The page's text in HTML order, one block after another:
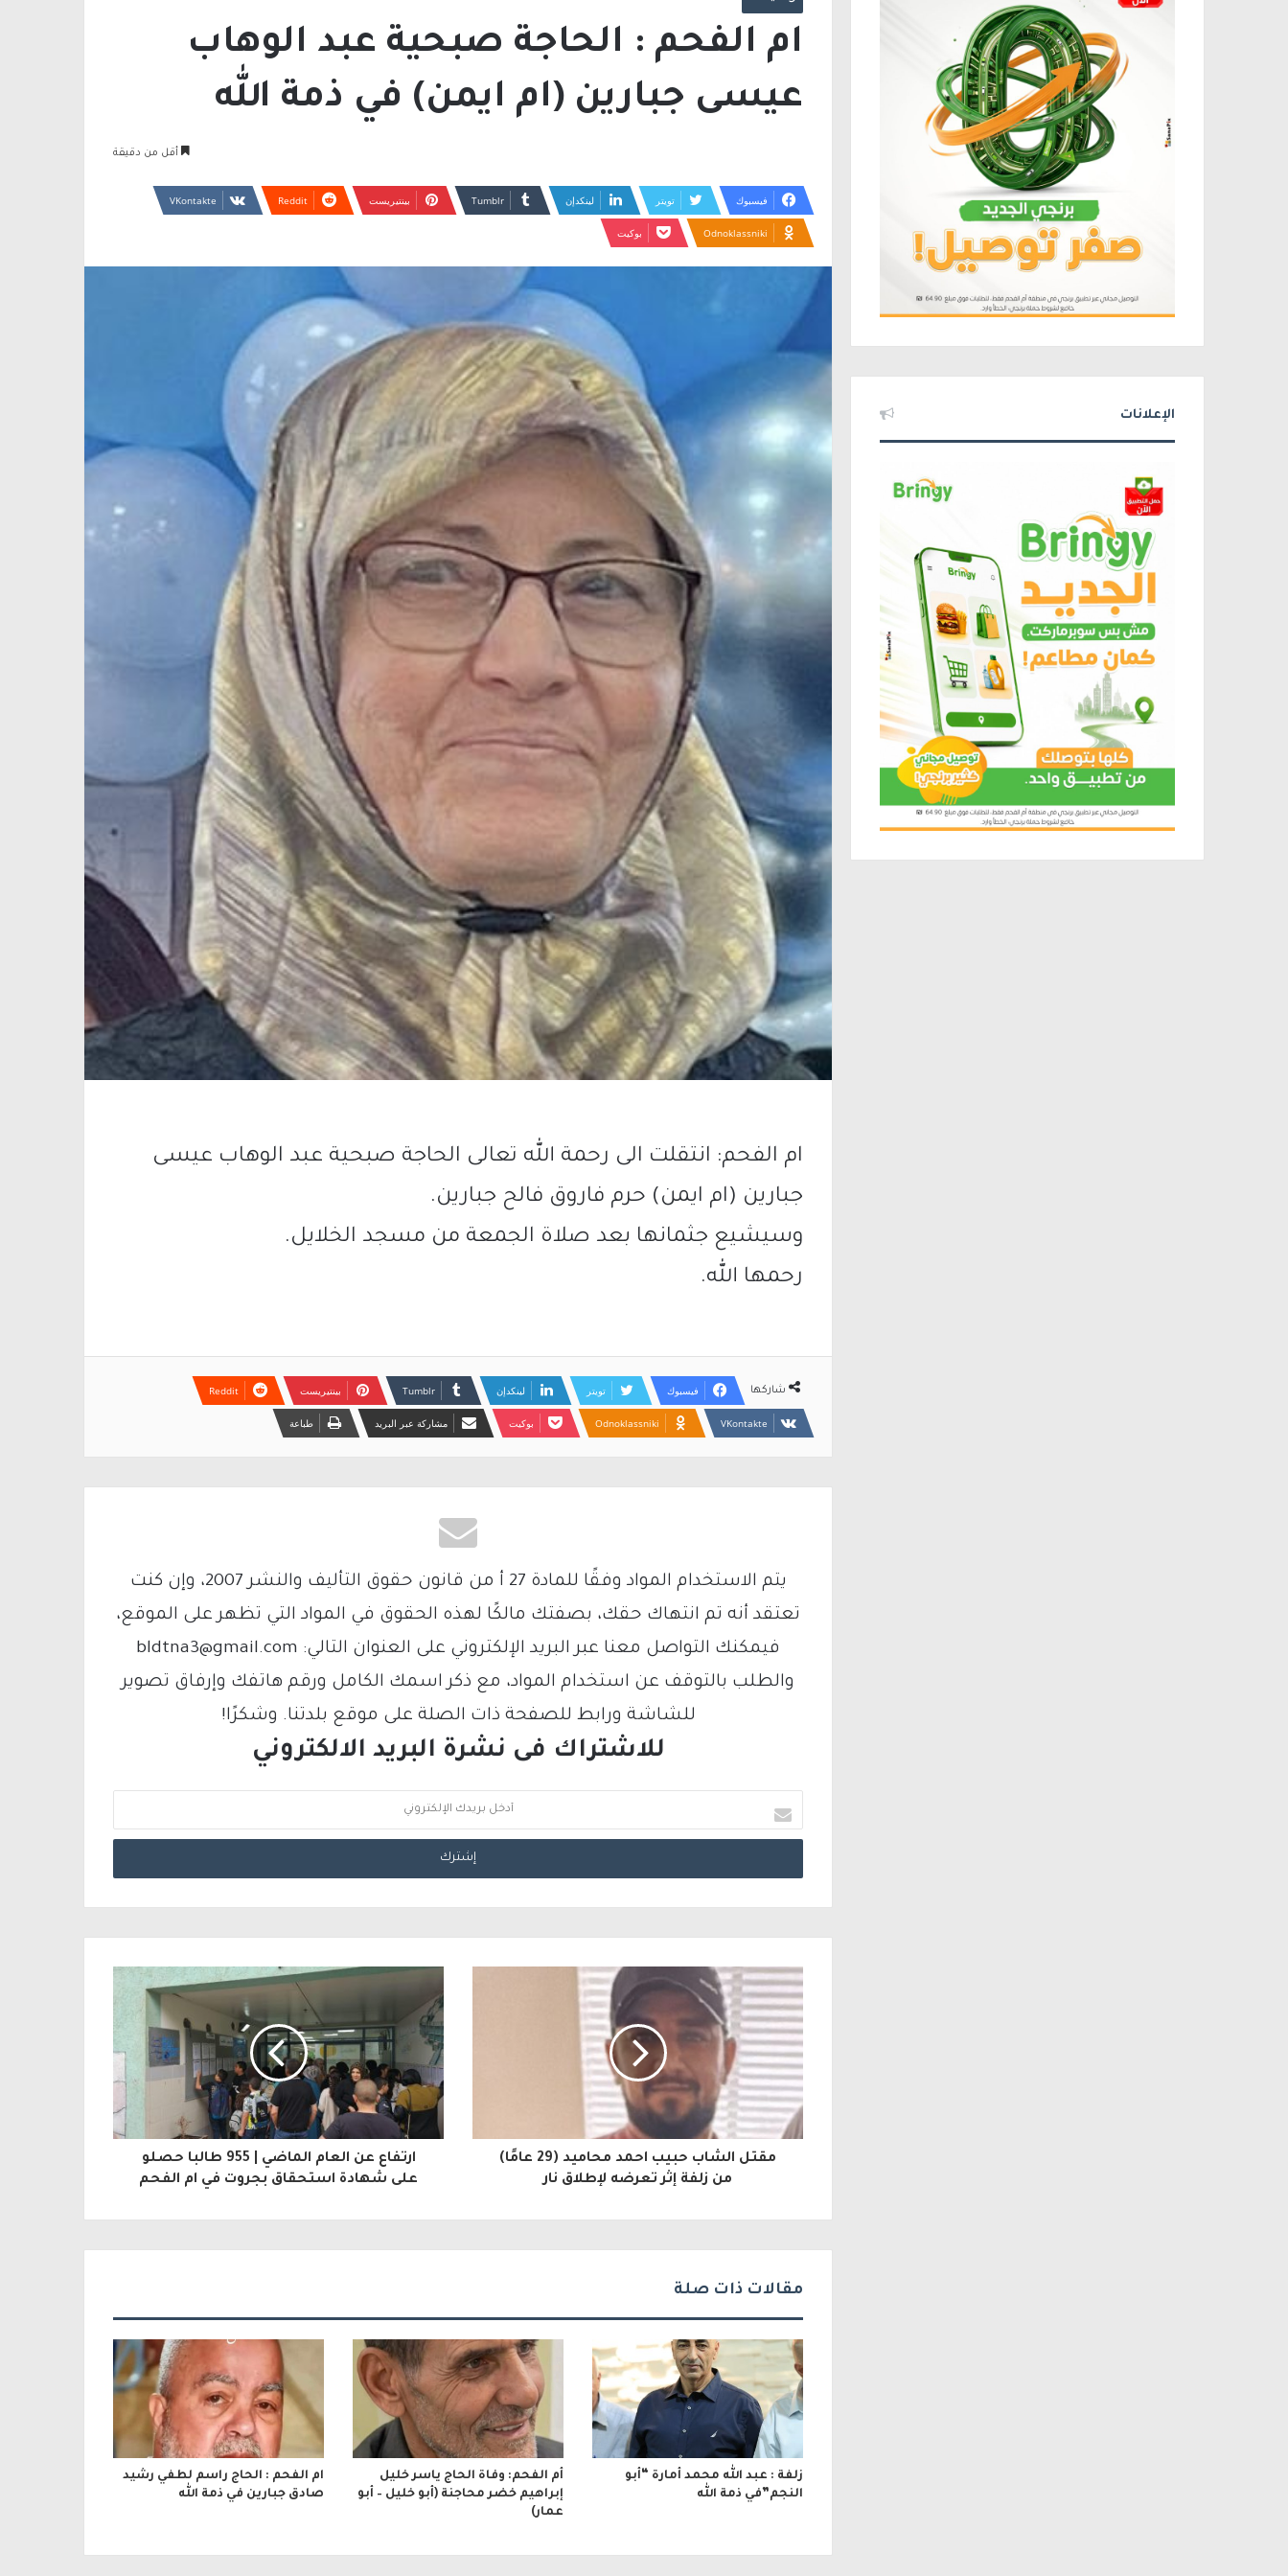
ام الفحم : الحاجة صبحية عبد الوهاب
عيسى جبارين (ام ايمن) في ذمة الله
أقل من دقيقة
فيسبوك تويتر لينكدإن بينتيريست
Odnoklassniki بوكيت
ام الفحم: انتقلت الى رحمة الله تعالى الحاجة صبحية عبد الوهاب عيسى
جبارين (ام ايمن) حرم فاروق فالح جبارين.
وسيشيع جثمانها بعد صلاة الجمعة من مسجد الخلايل.
رحمها الله.
شاركها فيسبوك تويتر لينكدإن بينتيريست
Odnoklassniki بوكيت مشاركة عبر البريد طباعة
يتم الاستخدام المواد وفقًا للمادة 27 أ من قانون حقوق التأليف والنشر 2007، وإن كنت
تعتقد أنه تم انتهاك حقك، بصفتك مالكًا لهذه الحقوق في المواد التي تظهر على الموقع،
فيمكنك التواصل معنا عبر البريد الإلكتروني على العنوان التالي: bldtna3@gmail.com
والطلب بالتوقف عن استخدام المواد، مع ذكر اسمك الكامل ورقم هاتفك وإرفاق تصوير
للشاشة ورابط للصفحة ذات الصلة على موقع بلدتنا. وشكرًا!
للاشتراك فى نشرة البريد الالكتروني
د
خ
ل
ب
ر
ي
د
ك
ا
ل
و
ن
ي
مقتل الشاب حبيب احمد محاميد (29 عامًا)
من زلفة إثر تعرضه لإطلاق نار
ارتفاع عن العام الماضي | 955 طالبا حصلو
على شهادة استحقاق بجروت في ام الفحم
مقالات ذات صلة
زلفة : عبد الله محمد أمارة “أبو
النجم”في ذمة الله
أم الفحم: وفاة الحاج ياسر خليل
إبراهيم خضر محاجنة (أبو خليل – أبو
عمار)
ام الفحم : الحاج راسم لطفي رشيد
صادق جبارين في ذمة الله
الإعلانات